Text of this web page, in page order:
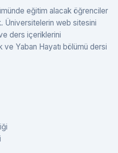
eğitim alacak öğrenciler
Üniversitelerin web sitesini
ders içeriklerini
ve Yaban Hayatı bölümü dersi